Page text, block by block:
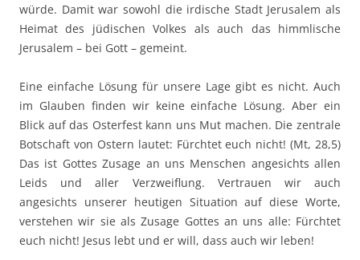
würde. Damit war sowohl die irdische Stadt Jerusalem als
Heimat des jüdischen Volkes als auch das himmlische
Jerusalem – bei Gott – gemeint.
Eine einfache Lösung für unsere Lage gibt es nicht. Auch
im Glauben finden wir keine einfache Lösung. Aber ein
Blick auf das Osterfest kann uns Mut machen. Die zentrale
Botschaft von Ostern lautet: Fürchtet euch nicht! (Mt, 28,5)
Das ist Gottes Zusage an uns Menschen angesichts allen
Leids und aller Verzweiflung. Vertrauen wir auch
angesichts unserer heutigen Situation auf diese Worte,
verstehen wir sie als Zusage Gottes an uns alle: Fürchtet
euch nicht! Jesus lebt und er will, dass auch wir leben!